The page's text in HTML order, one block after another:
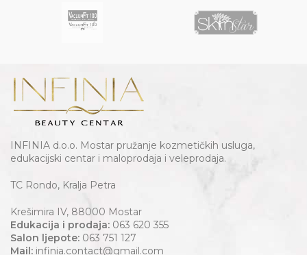
INFINIA d.o.o. Mostar pružanje kozmetičkih usluga,
edukacijski centar i maloprodaja i veleprodaja.
TC Rondo, Kralja Petra
Krešimira IV, 88000 Mostar
Edukacija i prodaja: 063 620 355
Salon ljepote: 063 751 127
Mail: infinia.contact@gmail.com